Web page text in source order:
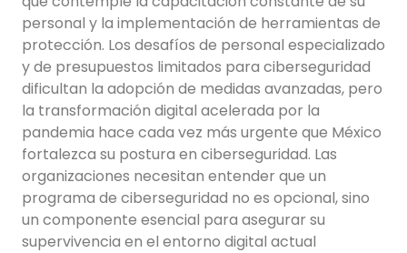
personal y la implementación de herramientas de
protección. Los desafíos de personal especializado
y de presupuestos limitados para ciberseguridad
dificultan la adopción de medidas avanzadas, pero
la transformación digital acelerada por la
pandemia hace cada vez más urgente que México
fortalezca su postura en ciberseguridad. Las
organizaciones necesitan entender que un
programa de ciberseguridad no es opcional, sino
un componente esencial para asegurar su
supervivencia en el entorno digital actual